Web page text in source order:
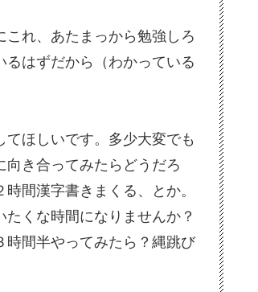
れ、あたまっから勉強しろ
はずだから（わかっている
てほしいです。多少大変でも
き合ってみたらどうだろ
間漢字書きまくる、とか。
くな時間になりませんか？
時間半やってみたら？縄跳び